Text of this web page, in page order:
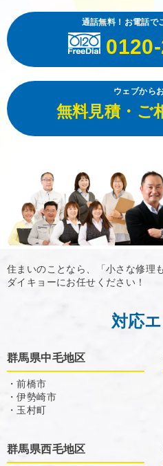
通話無料！お電話で
0120-
ウェブから
無料見積・ご
住まいのことなら、「小さな修理
ダイキョーにお任せください！
対応
群馬県中毛地区
・前橋市
・伊勢崎市
・玉村町
群馬県西毛地区